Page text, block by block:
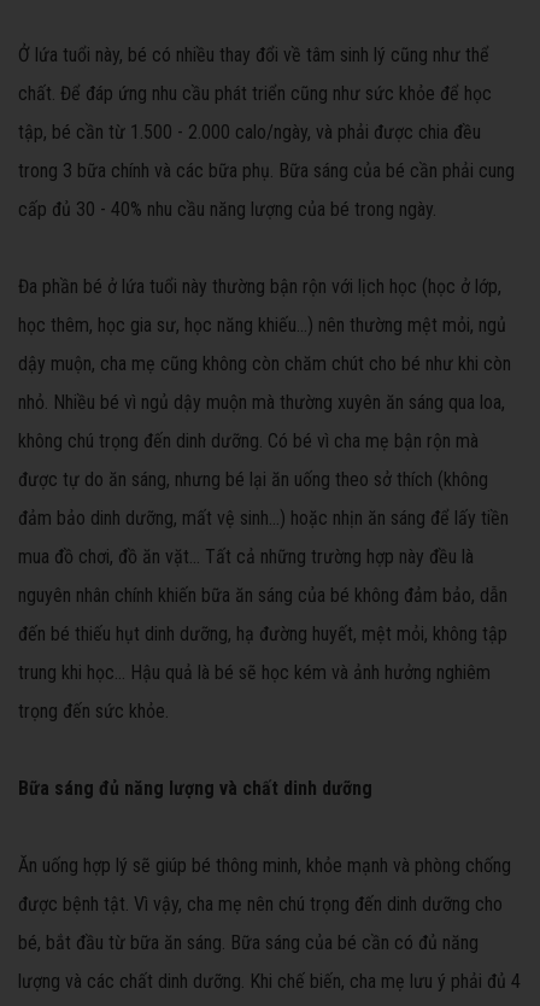
Ở lứa tuổi này, bé có nhiều thay đổi về tâm sinh lý cũng như thể
chất. Để đáp ứng nhu cầu phát triển cũng như sức khỏe để học
tập, bé cần từ 1.500 - 2.000 calo/ngày, và phải được chia đều
trong 3 bữa chính và các bữa phụ. Bữa sáng của bé cần phải cung
cấp đủ 30 - 40% nhu cầu năng lượng của bé trong ngày.
Đa phần bé ở lứa tuổi này thường bận rộn với lịch học (học ở lớp,
học thêm, học gia sư, học năng khiếu…) nên thường mệt mỏi, ngủ
dậy muộn, cha mẹ cũng không còn chăm chút cho bé như khi còn
nhỏ. Nhiều bé vì ngủ dậy muộn mà thường xuyên ăn sáng qua loa,
không chú trọng đến dinh dưỡng. Có bé vì cha mẹ bận rộn mà
được tự do ăn sáng, nhưng bé lại ăn uống theo sở thích (không
đảm bảo dinh dưỡng, mất vệ sinh…) hoặc nhịn ăn sáng để lấy tiền
mua đồ chơi, đồ ăn vặt… Tất cả những trường hợp này đều là
nguyên nhân chính khiến bữa ăn sáng của bé không đảm bảo, dẫn
đến bé thiếu hụt dinh dưỡng, hạ đường huyết, mệt mỏi, không tập
trung khi học… Hậu quả là bé sẽ học kém và ảnh hưởng nghiêm
trọng đến sức khỏe.
Bữa sáng đủ năng lượng và chất dinh dưỡng
Ăn uống hợp lý sẽ giúp bé thông minh, khỏe mạnh và phòng chống
được bệnh tật. Vì vậy, cha mẹ nên chú trọng đến dinh dưỡng cho
bé, bắt đầu từ bữa ăn sáng. Bữa sáng của bé cần có đủ năng
lượng và các chất dinh dưỡng. Khi chế biến, cha mẹ lưu ý phải đủ 4